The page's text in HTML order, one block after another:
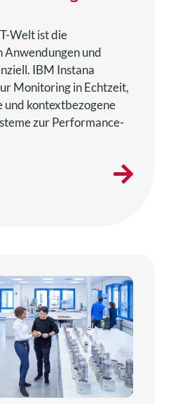
Welt ist die
Anwendungen und
IBM Instana
Monitoring in Echtzeit,
kontextbezogene
zur Performance-